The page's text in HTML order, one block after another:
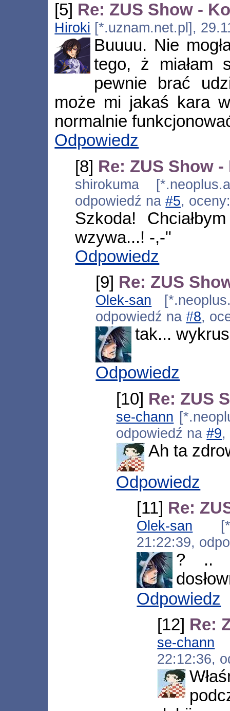
[5] Re: ZUS Show -
Hiroki [*.uznam.net.pl],
Buuuu. Nie
tego, ż miałam
pewnie brać
może mi jakaś kara
normalnie
Odpowiedz
[8] Re: ZUS Show
shirokuma
odpowiedź na#5,
Szkoda!
wzywa...! -,-"
Odpowiedz
[9] Re: ZUS
Olek-san
odpowiedź na#8,
tak...
Odpowiedz
[10] Re: ZUS
se-chann
odpowiedź na#9,
Ah ta
Odpowiedz
[11] Re:
Olek-san
21:22:39,
? ..
Odpowiedz
[12] Re:
se-chann
22:12:36,